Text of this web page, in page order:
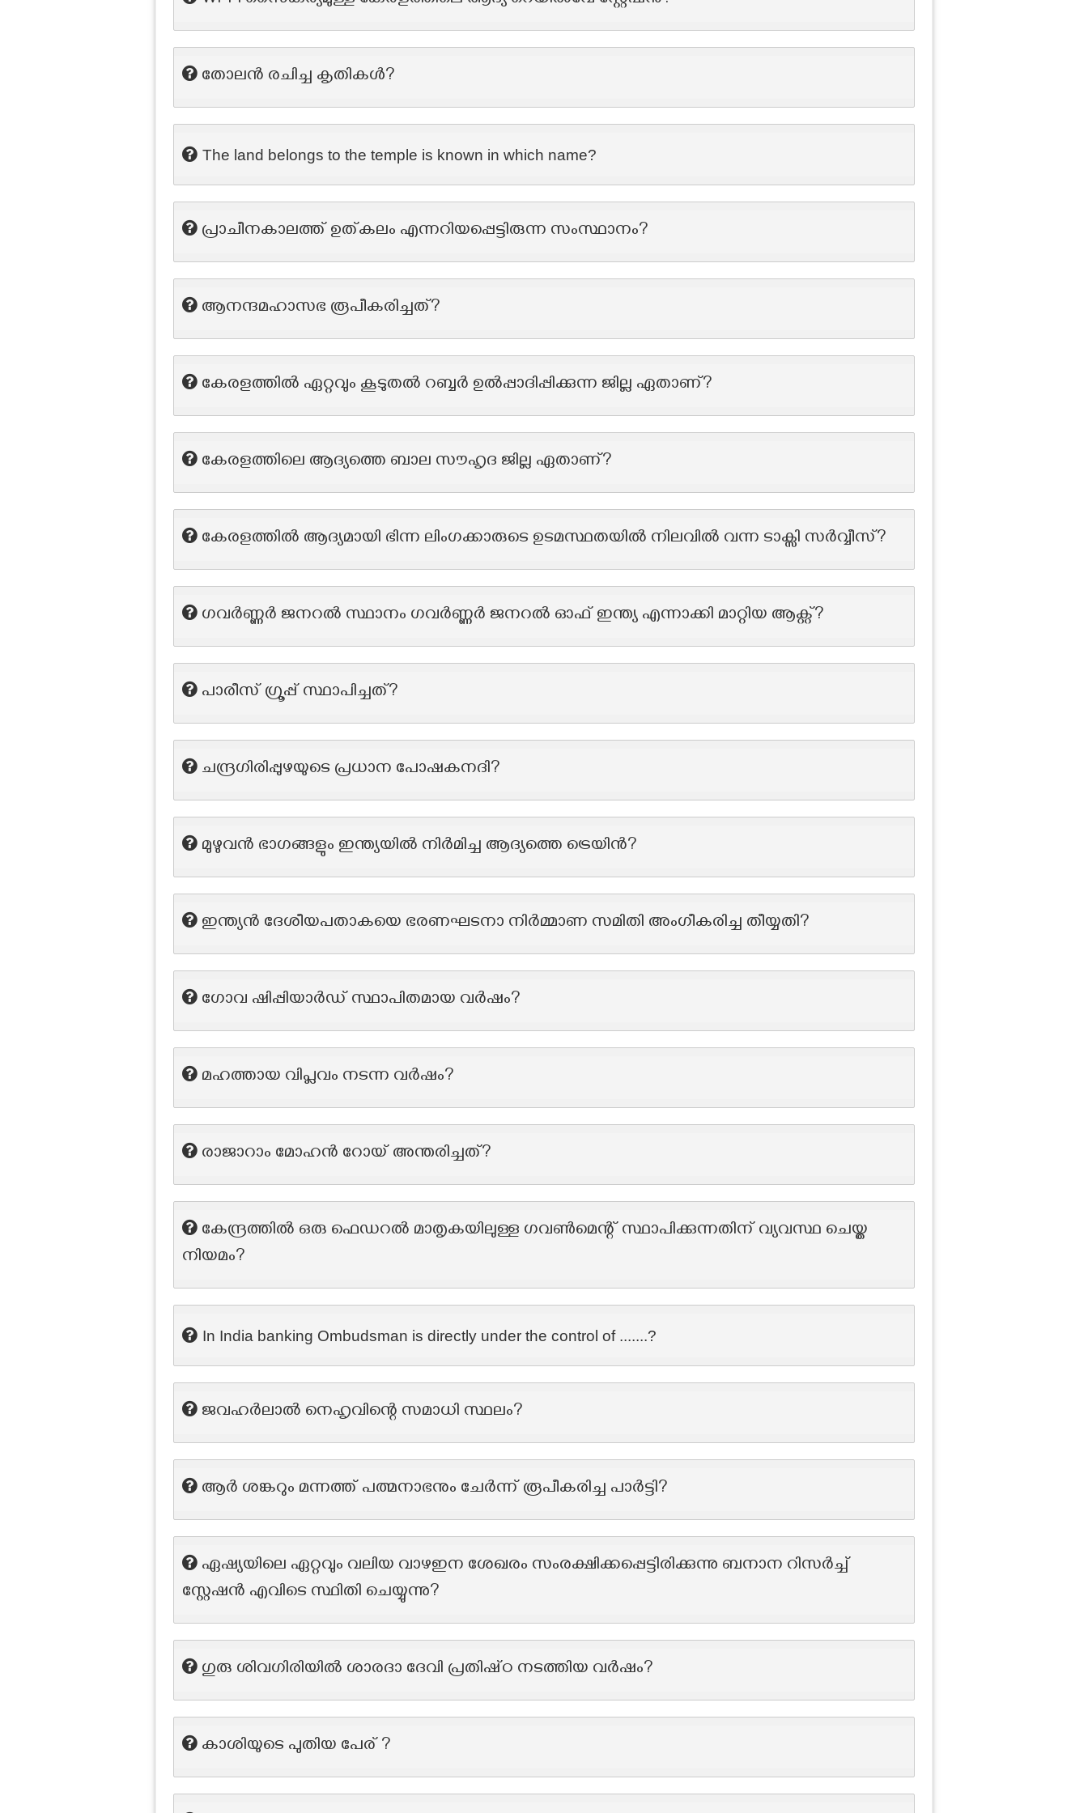
തോലൻ രചിച്ച കൃതികൾ?
The land belongs to the temple is known in which name?
പ്രാചീനകാലത്ത് ഉത്കലം എന്നറിയപ്പെട്ടിരുന്ന സംസ്ഥാനം?
ആനന്ദമഹാസഭ രൂപീകരിച്ചത്?
കേരളത്തിൽ ഏറ്റവും കൂടുതൽ റബ്ബർ ഉൽപ്പാദിപ്പിക്കുന്ന ജില്ല ഏതാണ്?
കേരളത്തിലെ ആദ്യത്തെ ബാല സൗഹൃദ ജില്ല ഏതാണ്?
കേരളത്തിൽ ആദ്യമായി ഭിന്ന ലിംഗക്കാരുടെ ഉടമസ്ഥതയിൽ നിലവിൽ വന്ന ടാക്സി സർവ്വീസ്?
ഗവർണ്ണർ ജനറൽ സ്ഥാനം ഗവർണ്ണർ ജനറൽ ഓഫ് ഇന്ത്യ എന്നാക്കി മാറ്റിയ ആക്റ്റ്?
പാരീസ് ഗ്രൂപ്പ് സ്ഥാപിച്ചത്?
ചന്ദ്രഗിരിപ്പുഴയുടെ പ്രധാന പോഷകനദി?
മുഴുവൻ ഭാഗങ്ങളും ഇന്ത്യയിൽ നിർമിച്ച ആദ്യത്തെ ട്രെയിൻ?
ഇന്ത്യൻ ദേശീയപതാകയെ ഭരണഘടനാ നിർമ്മാണ സമിതി അംഗീകരിച്ച തീയ്യതി?
ഗോവ ഷിപ്പിയാർഡ് സ്ഥാപിതമായ വർഷം?
മഹത്തായ വിപ്ലവം നടന്ന വർഷം?
രാജാറാം മോഹൻ റോയ് അന്തരിച്ചത്?
കേന്ദ്രത്തിൽ ഒരു ഫെഡറൽ മാതൃകയിലുള്ള ഗവൺമെന്റ് സ്ഥാപിക്കുന്നതിന് വ്യവസ്ഥ ചെയ്ത
നിയമം?
In India banking Ombudsman is directly under the control of .......?
ജവഹർലാൽ നെഹൃവിന്റെ സമാധി സ്ഥലം?
ആർ ശങ്കറും മന്നത്ത് പത്മനാഭനും ചേർന്ന് രൂപീകരിച്ച പാർട്ടി?
ഏഷ്യയിലെ ഏറ്റവും വലിയ വാഴഇന ശേഖരം സംരക്ഷിക്കപ്പെട്ടിരിക്കുന്നു ബനാന റിസർച്ച്
സ്റ്റേഷൻ എവിടെ സ്ഥിതി ചെയ്യുന്നു?
ഗുരു ശിവഗിരിയിൽ ശാരദാ ദേവി പ്രതിഷ്‌ഠ നടത്തിയ വർഷം?
കാശിയുടെ പുതിയ പേര് ?